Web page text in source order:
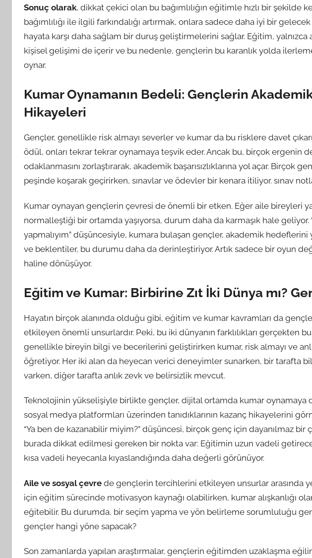
Sonuç olarak, dikkat çekici olan bu bağımlılığın eğitimle hızlı bir şekilde
bağımlılığı ile ilgili farkındalığı artırmak, onlara sadece daha iyi bir
hayata karşı daha sağlam bir duruş geliştirmelerini sağlar. Eğitim,
kişisel gelişimi de içerir ve bu nedenle, gençlerin bu karanlık yolda
oynar.
Kumar Oynamanın Bedeli: Gençlerin Akademik
Hikayeleri
Gençler, genellikle risk almayı severler ve kumar da bu risklere davet
ödül, onları tekrar tekrar oynamaya teşvik eder. Ancak bu, birçok ergenin
odaklanmasını zorlaştırarak, akademik başarısızlıklarına yol açar. Birçok
peşinde koşarak geçirirken, sınavlar ve ödevler bir kenara itiliyor. sınav
Kumar oynayan gençlerin çevresi de önemli bir etken. Eğer aile bireyleri
normalleştiği bir ortamda yaşıyorsa, durum daha da karmaşık hale geliyor.
yapmalıyım” düşüncesiyle, kumara bulaşan gençler, akademik
ve beklentiler, bu durumu daha da derinleştiriyor. Artık sadece bir oyun
haline dönüşüyor.
Eğitim ve Kumar: Birbirine Zıt İki Dünya mı?
Hayatın birçok alanında olduğu gibi, eğitim ve kumar kavramları da
etkileyen önemli unsurlardır. Peki, bu iki dünyanın farklılıkları gerçekten
genellikle bireyin bilgi ve becerilerini geliştirirken kumar, risk almayı ve
öğretiyor. Her iki alan da heyecan verici deneyimler sunarken, bir tarafta
varken, diğer tarafta anlık zevk ve belirsizlik mevcut.
Teknolojinin yükselişiyle birlikte gençler, dijital ortamda kumar oynamaya
sosyal medya platformları üzerinden tanıdıklarının kazanç hikayelerini
“Ya ben de kazanabilir miyim?” düşüncesi, birçok genç için dayanılmaz
burada dikkat edilmesi gereken bir nokta var: Eğitimin uzun vadeli
kısa vadeli heyecanla kıyaslandığında daha değerli görünüyor.
Aile ve sosyal çevre de gençlerin tercihlerini etkileyen unsurlar arasında
için eğitim sürecinde motivasyon kaynağı olabilirken, kumar alışkanlığı
eğitebilir. Bu durumda, bir seçim yapma ve yön belirleme sorumluluğu
gençler hangi yöne sapacak?
Son zamanlarda yapılan araştırmalar, gençlerin eğitimden uzaklaşma